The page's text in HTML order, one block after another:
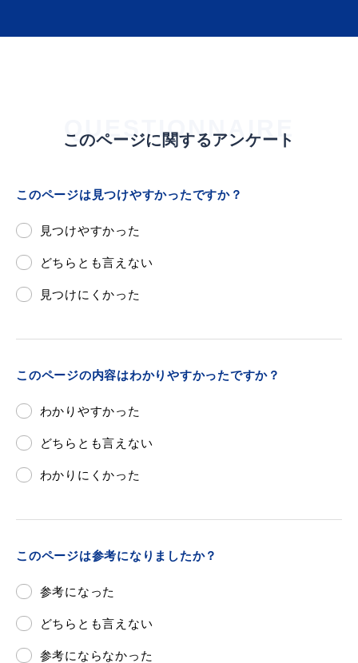
防災・防犯メール
目的別の
申請書
QUESTIONNAIRE
このページに関するアンケート
このページは見つけやすかったですか？
見つけやすかった
どちらとも言えない
見つけにくかった
このページの内容はわかりやすかったですか？
わかりやすかった
どちらとも言えない
わかりにくかった
このページは参考になりましたか？
参考になった
どちらとも言えない
参考にならなかった